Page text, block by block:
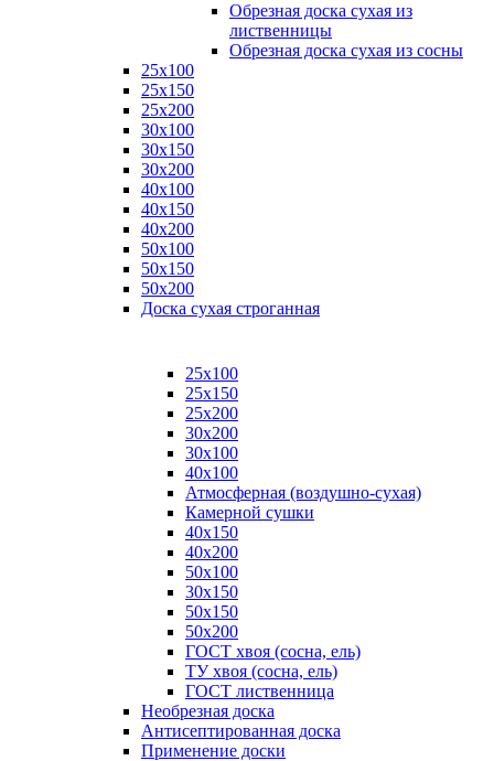
Обрезная доска сухая из
лиственницы
Обрезная доска сухая из сосны
25х100
25х150
25х200
30х100
30х150
30х200
40х100
40х150
40х200
50х100
50х150
50х200
Доска сухая строганная
25х100
25х150
25х200
30х200
30х100
40х100
Атмосферная (воздушно-сухая)
Камерной сушки
40х150
40х200
50х100
30х150
50х150
50х200
ГОСТ хвоя (сосна, ель)
ТУ хвоя (сосна, ель)
ГОСТ лиственница
Необрезная доска
Антисептированная доска
Применение доски